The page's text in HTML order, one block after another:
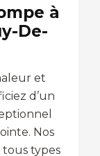
à
De-
et
d’un
Nos
tous types